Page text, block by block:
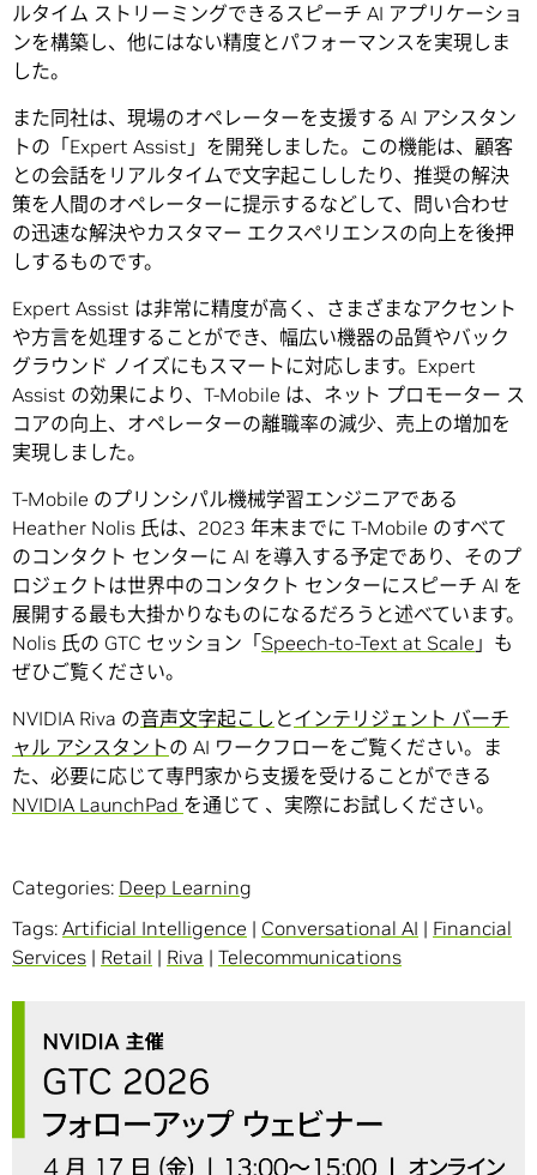
ルタイム ストリーミングできるスピーチ AI アプリケーショ
ンを構築し、他にはない精度とパフォーマンスを実現しま
した。
また同社は、現場のオペレーターを支援する AI アシスタン
トの「Expert Assist」を開発しました。この機能は、顧客
との会話をリアルタイムで文字起こししたり、推奨の解決
策を人間のオペレーターに提示するなどして、問い合わせ
の迅速な解決やカスタマー エクスペリエンスの向上を後押
しするものです。
Expert Assist は非常に精度が高く、さまざまなアクセント
や方言を処理することができ、幅広い機器の品質やバック
グラウンド ノイズにもスマートに対応します。Expert
Assist の効果により、T-Mobile は、ネット プロモーター ス
コアの向上、オペレーターの離職率の減少、売上の増加を
実現しました。
T-Mobile のプリンシパル機械学習エンジニアである
Heather Nolis 氏は、2023 年末までに T-Mobile のすべて
のコンタクト センターに AI を導入する予定であり、そのプ
ロジェクトは世界中のコンタクト センターにスピーチ AI を
展開する最も大掛かりなものになるだろうと述べています。
Nolis 氏の GTC セッション「Speech-to-Text at Scale 」も
ぜひご覧ください。
NVIDIA Riva の音声文字起こし とインテリジェント バーチ
ャル アシスタントの AI ワークフローをご覧ください。ま
た、必要に応じて専門家から支援を受けることができる
NVIDIA LaunchPad を通じて 、実際にお試しください。
Categories: Deep Learning
Tags: Artificial Intelligence | Conversational AI | Financial
Services | Retail | Riva | Telecommunications